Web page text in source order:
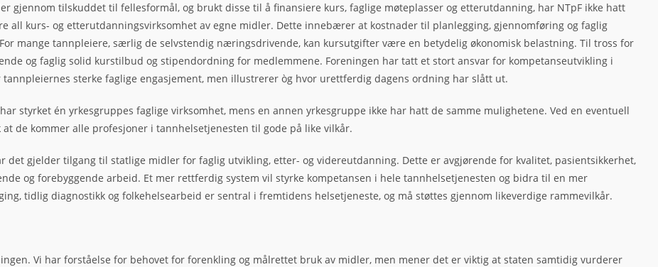
gjennom tilskuddet til fellesformål, og brukt disse til å finansiere kurs, faglige møteplasser og etterutdanning, har NTpF ikke hatt
all kurs- og etterutdanningsvirksomhet av egne midler. Dette innebærer at kostnader til planlegging, gjennomføring og faglig
mange tannpleiere, særlig de selvstendig næringsdrivende, kan kursutgifter være en betydelig økonomisk belastning. Til tross for
og faglig solid kurstilbud og stipendordning for medlemmene. Foreningen har tatt et stort ansvar for kompetanseutvikling i
sterke faglige engasjement, men illustrerer òg hvor urettferdig dagens ordning har slått ut.
styrket én yrkesgruppes faglige virksomhet, mens en annen yrkesgruppe ikke har hatt de samme mulighetene. Ved en eventuell
de kommer alle profesjoner i tannhelsetjenesten til gode på like vilkår.
det gjelder tilgang til statlige midler for faglig utvikling, etter- og videreutdanning. Dette er avgjørende for kvalitet, pasientsikkerhet,
og forebyggende arbeid. Et mer rettferdig system vil styrke kompetansen i hele tannhelsetjenesten og bidra til en mer
tidlig diagnostikk og folkehelsearbeid er sentral i fremtidens helsetjeneste, og må støttes gjennom likeverdige rammevilkår.
Vi har forståelse for behovet for forenkling og målrettet bruk av midler, men mener det er viktig at staten samtidig vurderer